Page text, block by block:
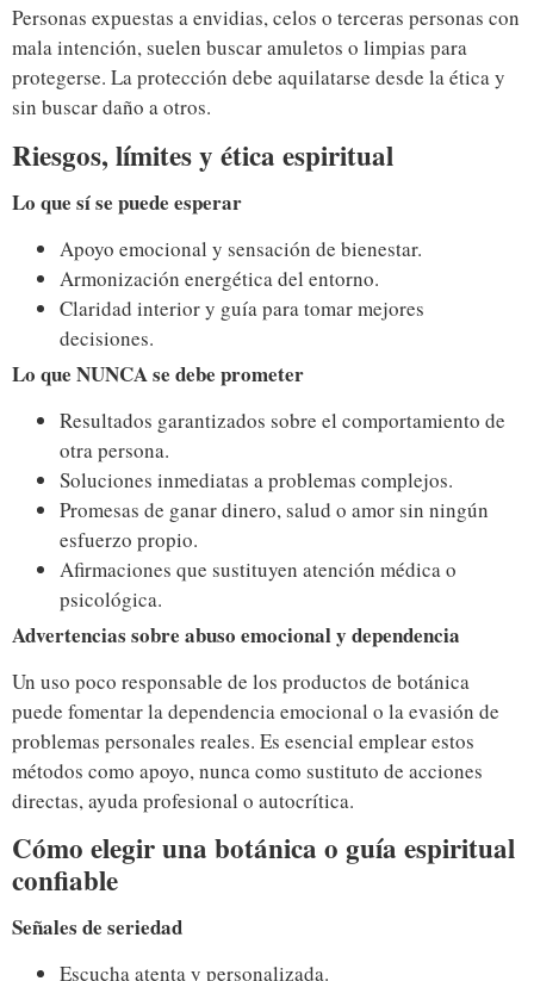
Personas expuestas a envidias, celos o terceras personas con
mala intención, suelen buscar amuletos o limpias para
protegerse. La protección debe aquilatarse desde la ética y
sin buscar daño a otros.
Riesgos, límites y ética espiritual
Lo que sí se puede esperar
Apoyo emocional y sensación de bienestar.
Armonización energética del entorno.
Claridad interior y guía para tomar mejores
decisiones.
Lo que NUNCA se debe prometer
Resultados garantizados sobre el comportamiento de
otra persona.
Soluciones inmediatas a problemas complejos.
Promesas de ganar dinero, salud o amor sin ningún
esfuerzo propio.
Afirmaciones que sustituyen atención médica o
psicológica.
Advertencias sobre abuso emocional y dependencia
Un uso poco responsable de los productos de botánica
puede fomentar la dependencia emocional o la evasión de
problemas personales reales. Es esencial emplear estos
métodos como apoyo, nunca como sustituto de acciones
directas, ayuda profesional o autocrítica.
Cómo elegir una botánica o guía espiritual
confiable
Señales de seriedad
Escucha atenta y personalizada.